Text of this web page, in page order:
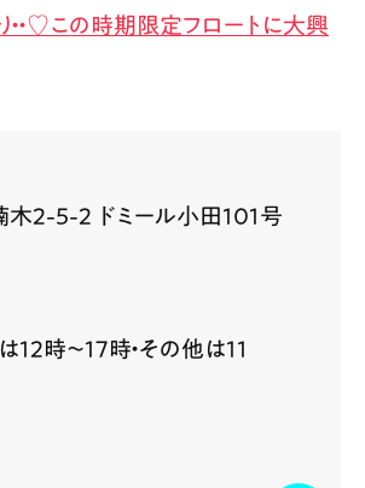
・・♡この時期限定フロートに大興
木2-5-2 ドミール小田101号
12時〜17時・その他は11